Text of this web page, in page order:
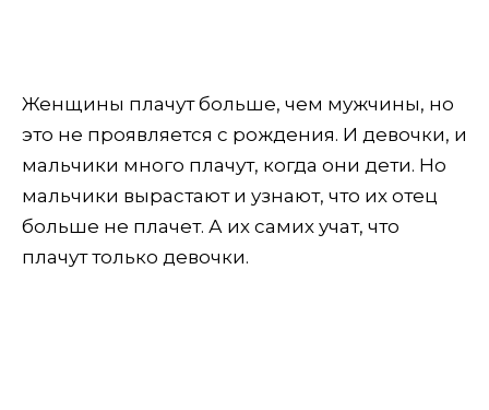
Женщины плачут больше, чем мужчины, но
это не проявляется с рождения. И девочки, и
мальчики много плачут, когда они дети. Но
мальчики вырастают и узнают, что их отец
больше не плачет. А их самих учат, что
плачут только девочки.